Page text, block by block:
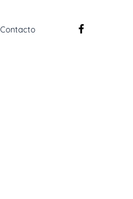
Contacto